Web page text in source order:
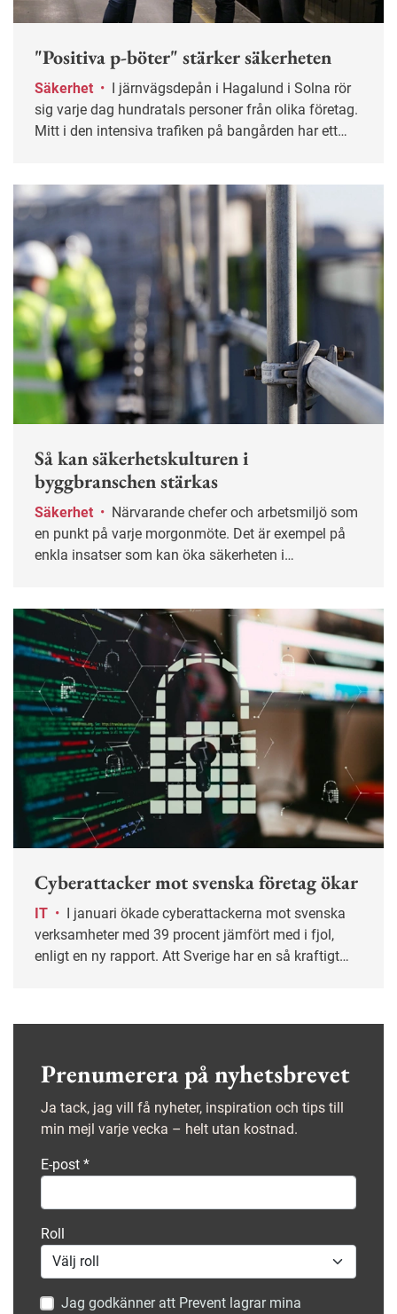
"Positiva p-böter" stärker säkerheten
Säkerhet •
sig varje dag hundratals personer från olika företag.
Mitt i den intensiva trafiken på bangården har ett
mer än fördubblats.
Så kan säkerhetskulturen i
byggbranschen stärkas
Säkerhet •
en punkt på varje morgonmöte. Det är exempel på
enkla insatser som kan öka säkerheten i
Cyberattacker mot svenska företag ökar
IT •
verksamheter med 39 procent jämfört med i fjol,
enligt en ny rapport. Att Sverige har en så kraftigt
Prenumerera på nyhetsbrevet
Ja tack, jag vill få nyheter, inspiration och tips till
min mejl varje vecka – helt utan kostnad.
E-post *
Roll
Jag godkänner att Prevent lagrar mina